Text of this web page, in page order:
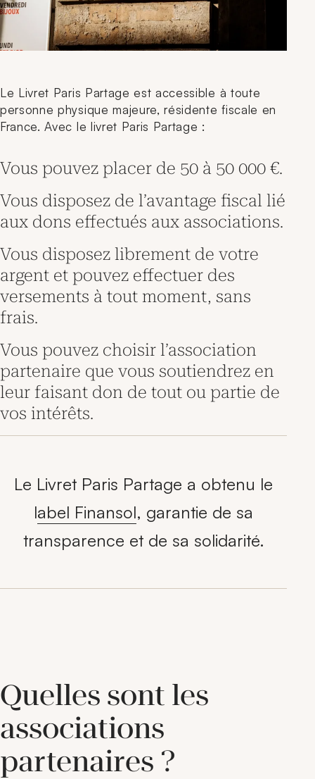
Le Livret Paris Partage est accessible à toute
personne physique majeure, résidente fiscale en
France. Avec le livret Paris Partage :
Vous pouvez placer de 50 à 50 000 €.
Vous disposez de l’avantage fiscal lié
aux dons effectués aux associations.
Vous disposez librement de votre
argent et pouvez effectuer des
versements à tout moment, sans
frais.
Vous pouvez choisir l’association
partenaire que vous soutiendrez en
leur faisant don de tout ou partie de
vos intérêts.
Le Livret Paris Partage a obtenu le
label Finansol, garantie de sa
transparence et de sa solidarité.
Quelles sont les
associations
partenaires ?